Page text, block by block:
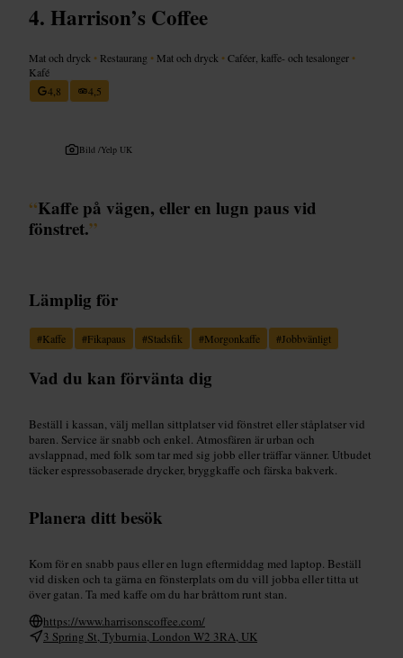
Harrison’s Coffee
Mat och dryck • Restaurang • Mat och dryck •Caféer, kaffe- och tesalonger •
Kafé
4,8
4,5
Bild /Yelp UK
“Kaffe på vägen, eller en lugn paus vid
fönstret.”
Lämplig för
#Kaffe #Fikapaus #Stadsfik #Morgonkaffe #Jobbvänligt
Vad du kan förvänta dig
Beställ i kassan, välj mellan sittplatser vid fönstret eller ståplatser vid
baren. Service är snabb och enkel. Atmosfären är urban och
avslappnad, med folk som tar med sig jobb eller träffar vänner. Utbudet
täcker espressobaserade drycker, bryggkaffe och färska bakverk.
Planera ditt besök
Kom för en snabb paus eller en lugn eftermiddag med laptop. Beställ
vid disken och ta gärna en fönsterplats om du vill jobba eller titta ut
över gatan. Ta med kaffe om du har bråttom runt stan.
https://www.harrisonscoffee.com/
3 Spring St, Tyburnia, London W2 3RA, UK